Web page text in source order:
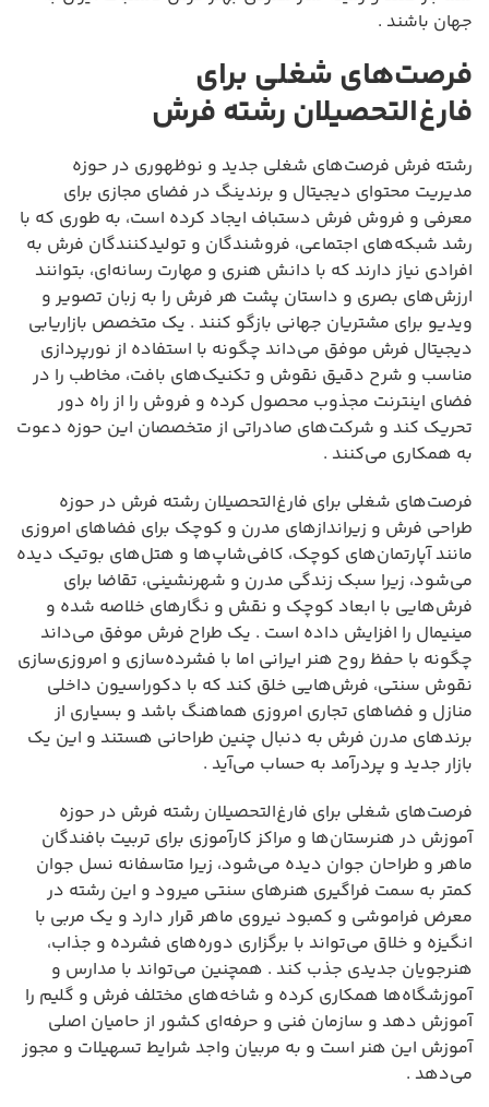
جهان باشند .
فرصت‌های شغلی برای
فارغ‌التحصیلان رشته فرش
رشته فرش فرصت‌های شغلی جدید و نوظهوری در حوزه
مدیریت محتوای دیجیتال و برندینگ در فضای مجازی برای
معرفی و فروش فرش دستباف ایجاد کرده است، به طوری که با
رشد شبکه‌های اجتماعی، فروشندگان و تولیدکنندگان فرش به
افرادی نیاز دارند که با دانش هنری و مهارت رسانه‌ای، بتوانند
ارزش‌های بصری و داستان پشت هر فرش را به زبان تصویر و
ویدیو برای مشتریان جهانی بازگو کنند . یک متخصص بازاریابی
دیجیتال فرش موفق می‌داند چگونه با استفاده از نورپردازی
مناسب و شرح دقیق نقوش و تکنیک‌های بافت، مخاطب را در
فضای اینترنت مجذوب محصول کرده و فروش را از راه دور
تحریک کند و شرکت‌های صادراتی از متخصصان این حوزه دعوت
به همکاری می‌کنند .
فرصت‌های شغلی برای فارغ‌التحصیلان رشته فرش در حوزه
طراحی فرش و زیراندازهای مدرن و کوچک برای فضاهای امروزی
مانند آپارتمان‌های کوچک، کافی‌شاپ‌ها و هتل‌های بوتیک دیده
می‌شود، زیرا سبک زندگی مدرن و شهرنشینی، تقاضا برای
فرش‌هایی با ابعاد کوچک و نقش و نگارهای خلاصه شده و
مینیمال را افزایش داده است . یک طراح فرش موفق می‌داند
چگونه با حفظ روح هنر ایرانی اما با فشرده‌سازی و امروزی‌سازی
نقوش سنتی، فرش‌هایی خلق کند که با دکوراسیون داخلی
منازل و فضاهای تجاری امروزی هماهنگ باشد و بسیاری از
برندهای مدرن فرش به دنبال چنین طراحانی هستند و این یک
بازار جدید و پردرآمد به حساب می‌آید .
فرصت‌های شغلی برای فارغ‌التحصیلان رشته فرش در حوزه
آموزش در هنرستان‌ها و مراکز کارآموزی برای تربیت بافندگان
ماهر و طراحان جوان دیده می‌شود، زیرا متاسفانه نسل جوان
کمتر به سمت فراگیری هنرهای سنتی میرود و این رشته در
معرض فراموشی و کمبود نیروی ماهر قرار دارد و یک مربی با
انگیزه و خلاق می‌تواند با برگزاری دوره‌های فشرده و جذاب،
هنرجویان جدیدی جذب کند . همچنین می‌تواند با مدارس و
آموزشگاه‌ها همکاری کرده و شاخه‌های مختلف فرش و گلیم را
آموزش دهد و سازمان فنی و حرفه‌ای کشور از حامیان اصلی
آموزش این هنر است و به مربیان واجد شرایط تسهیلات و مجوز
می‌دهد .